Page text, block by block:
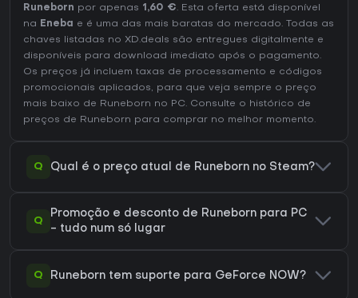
Runeborn por apenas 1,60 €. Esta oferta está disponível
na Eneba
e é uma das mais baratas do mercado. Todas as
chaves listadas no XD.deals são entregues digitalmente e
disponíveis para download imediato após o pagamento.
Os preços já incluem taxas de processamento e códigos
promocionais aplicados, para que veja sempre o preço
mais baixo de Runeborn no PC. Consulte o histórico de
preços de Runeborn para comprar no melhor momento.
Q Qual é o preço atual de Runeborn no Steam?
Q
Promoção e desconto de Runeborn para PC
- tudo num só lugar
Q Runeborn tem suporte para GeForce NOW?